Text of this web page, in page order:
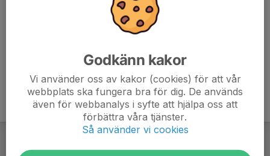
Godkänn kakor
Vi använder oss av kakor (cookies) för att vår
webbplats ska fungera bra för dig. De används
även för webbanalys i syfte att hjälpa oss att
förbättra våra tjänster.
Så använder vi cookies